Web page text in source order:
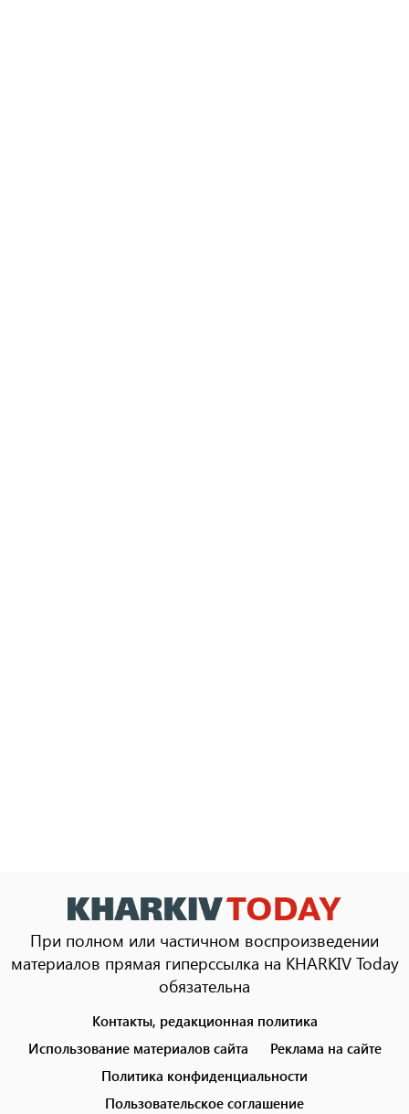
При полном или частичном воспроизведении
материалов прямая гиперссылка на KHARKIV Today
обязательна
menu
Контакты, редакционная политика
Использование материалов сайта
Реклама на сайте
Политика конфиденциальности
Пользовательское соглашение